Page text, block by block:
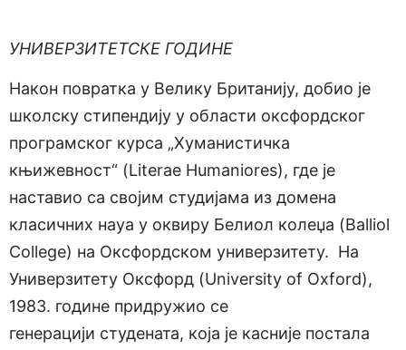
УНИВЕРЗИТЕТСКЕ ГОДИНЕ
Након повратка у Велику Британију, добио је
школску стипендију у области оксфордског
програмског курса „Хуманистичка
књижевност“ (Literae Humaniores), где је
наставио са својим студијама из домена
класичних науа у оквиру Белиол колеџа (Balliol
College) на Оксфордском универзитету. На
Универзитету Оксфорд (University of Oxford),
1983. године придружио се
генерацији студената, која је касније постала